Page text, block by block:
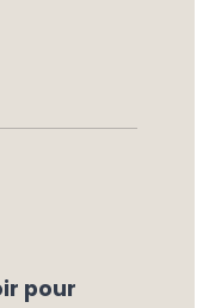
pour